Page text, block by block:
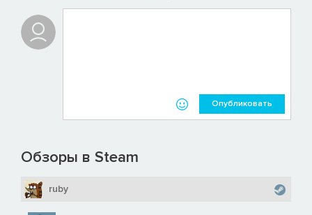
Опубликовать
Обзоры в Steam
ruby